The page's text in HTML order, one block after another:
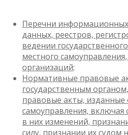
Перечни информационных
данных, реестров,
ведении
местного
организаций;
Нормативные правовые
государственным
правовые акты, изданные
самоуправления, включая
в них изменений,
силу, признании их